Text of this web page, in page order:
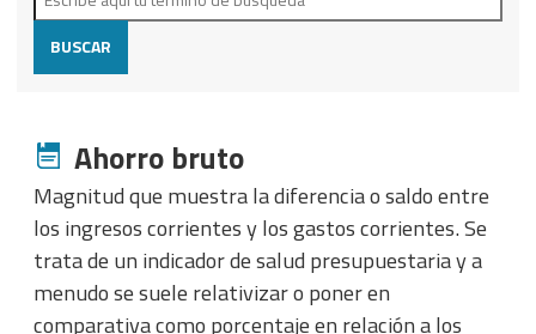
BUSCAR
Ahorro bruto
Magnitud que muestra la diferencia o saldo entre
los ingresos corrientes y los gastos corrientes. Se
trata de un indicador de salud presupuestaria y a
menudo se suele relativizar o poner en
comparativa como porcentaje en relación a los